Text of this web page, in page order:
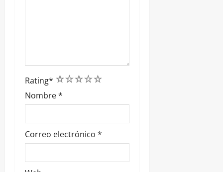
Rating* 5
4
3
2
1
Nombre*
Correo electrónico *